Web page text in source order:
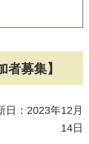
募集】
：2023年12月
14日